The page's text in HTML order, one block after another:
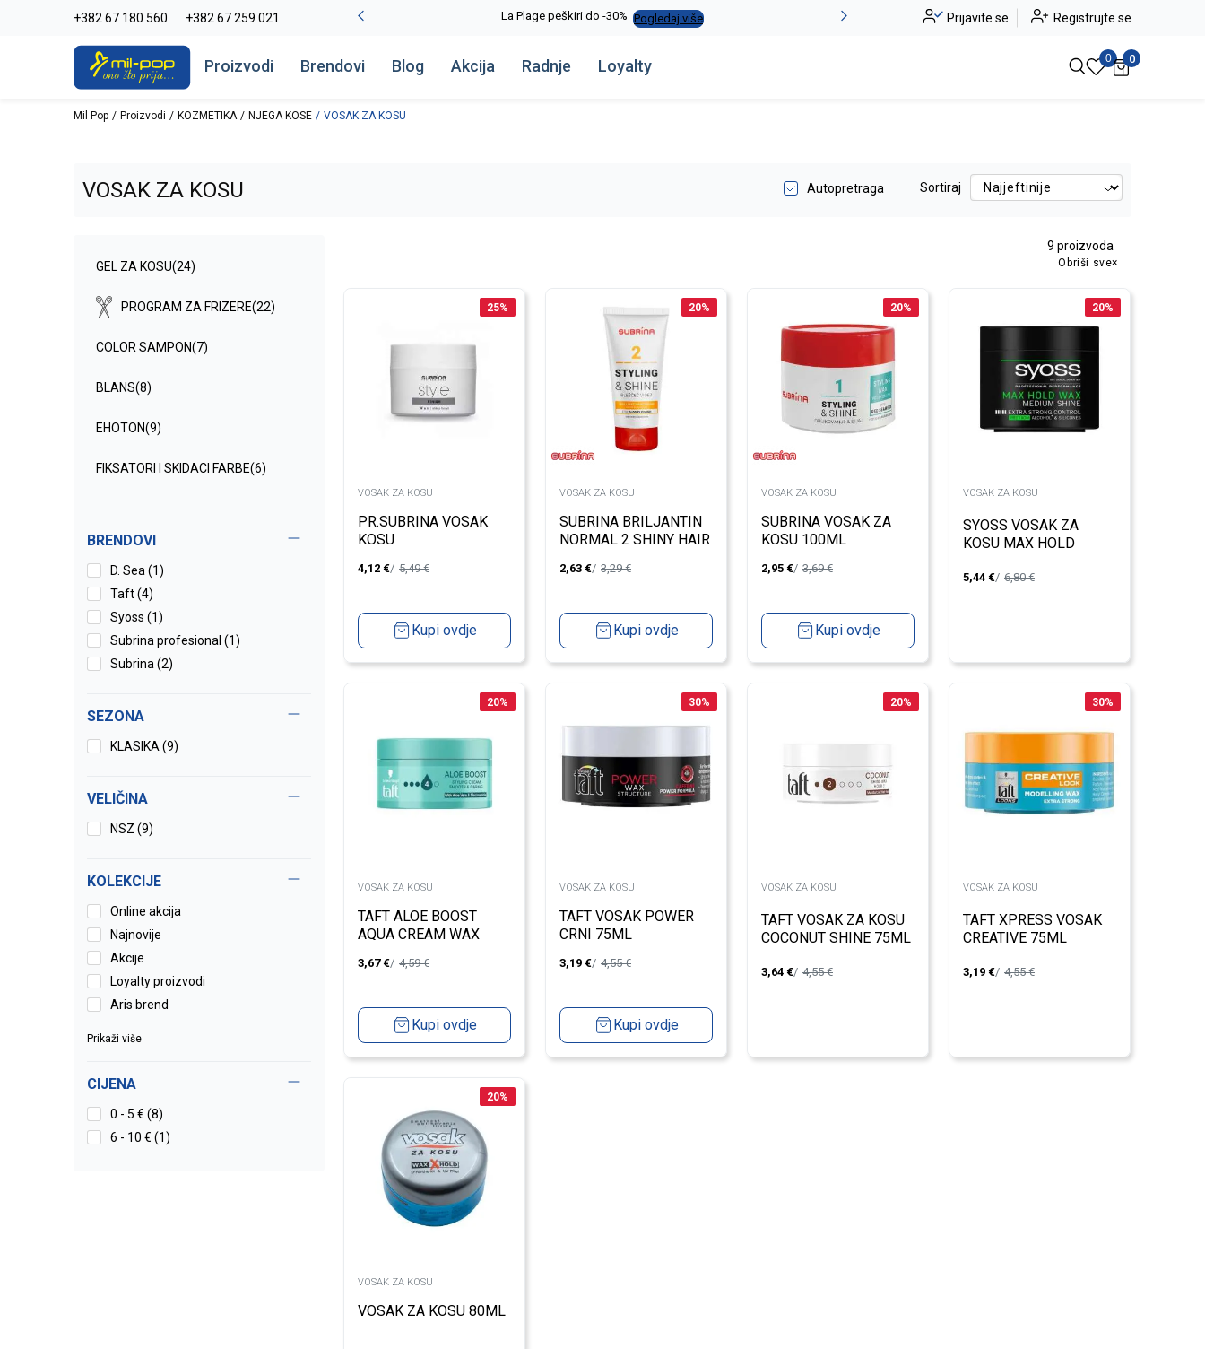
+382 67 180 560 +382 67 259 021
-20% na kompletan asortiman Pogledaj više La Plage peškiri do -30% Pogledaj više Alma Ras do -50% Pogledaj više
Prijavite se Registrujte se
Proizvodi Brendovi Blog Akcija Radnje Loyalty 0 0
Mil Pop Proizvodi KOZMETIKA NJEGA KOSE VOSAK ZA KOSU
VOSAK ZA KOSU Autopretraga Sortiraj
GEL ZA KOSU(24)
PROGRAM ZA FRIZERE(22)
COLOR SAMPON(7)
BLANS(8)
EHOTON(9)
FIKSATORI I SKIDACI FARBE(6)
FARBE ZA KOSU
KREMA ZA KOSU
VOSAK ZA KOSU
PJENA ZA KOSU
LAK ZA KOSU
SAMPON ZA KOSU
AMPULE
LOSION ZA KOSU
KOSE
SILIKONSKE KAPI
MASKE ZA KOSU
REGENERATOR ZA KOSU
ULJE ZA KOSU
PREPARATI ZA KOSU
SAMPON ZA SUVO PRANJE
BRENDOVI
D. Sea (1)
Taft (4)
Syoss (1)
Subrina profesional (1)
Subrina (2)
SEZONA
KLASIKA (9)
VELIČINA
NSZ (9)
KOLEKCIJE
Online akcija
Najnovije
Akcije
Loyalty proizvodi
Aris brend
Prikaži više
CIJENA
0 - 5 € (8)
6 - 10 € (1)
9 proizvoda
Obriši sve
25%
VOSAK ZA KOSU
PR.SUBRINA VOSAK
KOSU
4,12 € 5,49€
Kupi ovdje
20%
VOSAK ZA KOSU
SUBRINA BRILJANTIN
NORMAL 2 SHINY HAIR
2,63 € 3,29€
Kupi ovdje
20%
VOSAK ZA KOSU
SUBRINA VOSAK ZA
KOSU 100ML
2,95 € 3,69€
Kupi ovdje
20%
VOSAK ZA KOSU
SYOSS VOSAK ZA
KOSU MAX HOLD
5,44 € 6,80€
20%
VOSAK ZA KOSU
TAFT ALOE BOOST
AQUA CREAM WAX
3,67 € 4,59€
Kupi ovdje
30%
VOSAK ZA KOSU
TAFT VOSAK POWER
CRNI 75ML
3,19 € 4,55€
Kupi ovdje
20%
VOSAK ZA KOSU
TAFT VOSAK ZA KOSU
COCONUT SHINE 75ML
3,64 € 4,55€
30%
VOSAK ZA KOSU
TAFT XPRESS VOSAK
CREATIVE 75ML
3,19 € 4,55€
20%
VOSAK ZA KOSU
VOSAK ZA KOSU 80ML